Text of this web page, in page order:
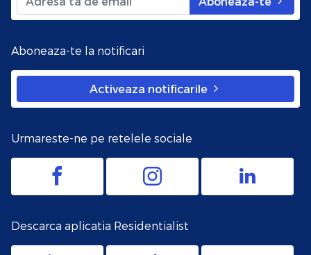
Aboneaza-te la notificari
Activeaza notificarile
Urmareste-ne pe retelele sociale
Descarca aplicatia Residentialist